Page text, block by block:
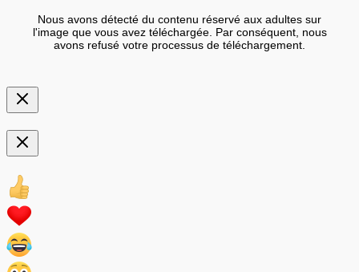
Nous avons détecté du contenu réservé aux adultes sur
l'image que vous avez téléchargée. Par conséquent, nous
avons refusé votre processus de téléchargement.